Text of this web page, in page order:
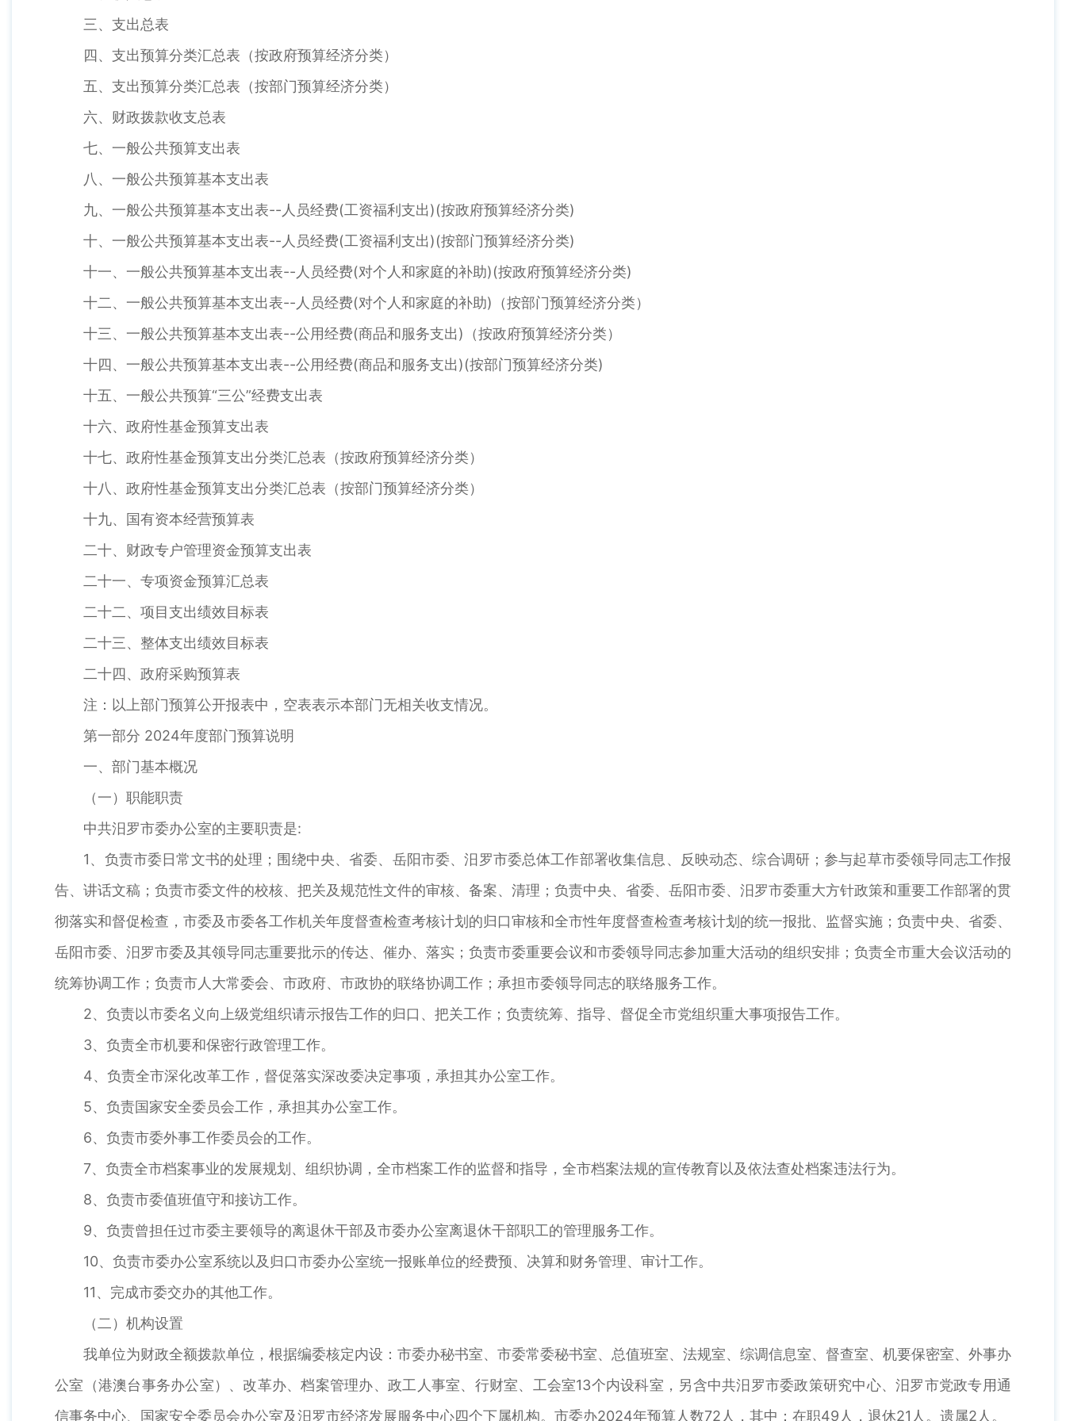
三、支出总表
四、支出预算分类汇总表（按政府预算经济分类）
五、支出预算分类汇总表（按部门预算经济分类）
六、财政拨款收支总表
七、一般公共预算支出表
八、一般公共预算基本支出表
九、一般公共预算基本支出表--人员经费(工资福利支出)(按政府预算经济分类)
十、一般公共预算基本支出表--人员经费(工资福利支出)(按部门预算经济分类)
十一、一般公共预算基本支出表--人员经费(对个人和家庭的补助)(按政府预算经济分类)
十二、一般公共预算基本支出表--人员经费(对个人和家庭的补助)（按部门预算经济分类）
十三、一般公共预算基本支出表--公用经费(商品和服务支出)（按政府预算经济分类）
十四、一般公共预算基本支出表--公用经费(商品和服务支出)(按部门预算经济分类)
十五、一般公共预算“三公”经费支出表
十六、政府性基金预算支出表
十七、政府性基金预算支出分类汇总表（按政府预算经济分类）
十八、政府性基金预算支出分类汇总表（按部门预算经济分类）
十九、国有资本经营预算表
二十、财政专户管理资金预算支出表
二十一、专项资金预算汇总表
二十二、项目支出绩效目标表
二十三、整体支出绩效目标表
二十四、政府采购预算表
注：以上部门预算公开报表中，空表表示本部门无相关收支情况。
第一部分 2024年度部门预算说明
一、部门基本概况
（一）职能职责
中共汨罗市委办公室的主要职责是:
1、负责市委日常文书的处理；围绕中央、省委、岳阳市委、汨罗市委总体工作部署收集信息、反映动态、综合调研；参与起草市委领导同志工作报
告、讲话文稿；负责市委文件的校核、把关及规范性文件的审核、备案、清理；负责中央、省委、岳阳市委、汨罗市委重大方针政策和重要工作部署的贯
彻落实和督促检查，市委及市委各工作机关年度督查检查考核计划的归口审核和全市性年度督查检查考核计划的统一报批、监督实施；负责中央、省委、
岳阳市委、汨罗市委及其领导同志重要批示的传达、催办、落实；负责市委重要会议和市委领导同志参加重大活动的组织安排；负责全市重大会议活动的
统筹协调工作；负责市人大常委会、市政府、市政协的联络协调工作；承担市委领导同志的联络服务工作。
2、负责以市委名义向上级党组织请示报告工作的归口、把关工作；负责统筹、指导、督促全市党组织重大事项报告工作。
3、负责全市机要和保密行政管理工作。
4、负责全市深化改革工作，督促落实深改委决定事项，承担其办公室工作。
5、负责国家安全委员会工作，承担其办公室工作。
6、负责市委外事工作委员会的工作。
7、负责全市档案事业的发展规划、组织协调，全市档案工作的监督和指导，全市档案法规的宣传教育以及依法查处档案违法行为。
8、负责市委值班值守和接访工作。
9、负责曾担任过市委主要领导的离退休干部及市委办公室离退休干部职工的管理服务工作。
10、负责市委办公室系统以及归口市委办公室统一报账单位的经费预、决算和财务管理、审计工作。
11、完成市委交办的其他工作。
（二）机构设置
我单位为财政全额拨款单位，根据编委核定内设：市委办秘书室、市委常委秘书室、总值班室、法规室、综调信息室、督查室、机要保密室、外事办
公室（港澳台事务办公室）、改革办、档案管理办、政工人事室、行财室、工会室13个内设科室，另含中共汨罗市委政策研究中心、汨罗市党政专用通
信事务中心、国家安全委员会办公室及汨罗市经济发展服务中心四个下属机构。市委办2024年预算人数72人，其中：在职49人，退休21人。遗属2人。